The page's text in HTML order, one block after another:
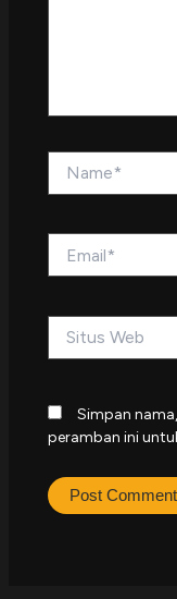
Web
Simpan
peramban ini